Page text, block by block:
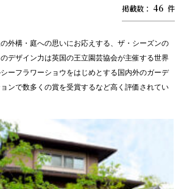
掲載数： 46 件
外構・庭への思いにお応えする、ザ・シーズンの
デザイン力は英国の王立園芸協会が主催する世界
ーフラワーショウをはじめとする国内外のガーデ
ンで数多くの賞を受賞するなど高く評価されてい